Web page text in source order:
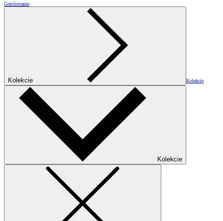
Gravírovanie
Kolekcie Kolekcie
Kolekcie